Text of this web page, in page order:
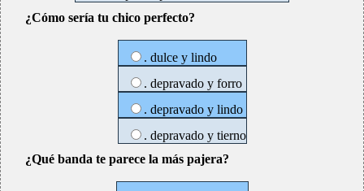
¿Cómo sería tu chico perfecto?
. dulce y lindo
. depravado y forro
. depravado y lindo
. depravado y tierno
¿Qué banda te parece la más pajera?